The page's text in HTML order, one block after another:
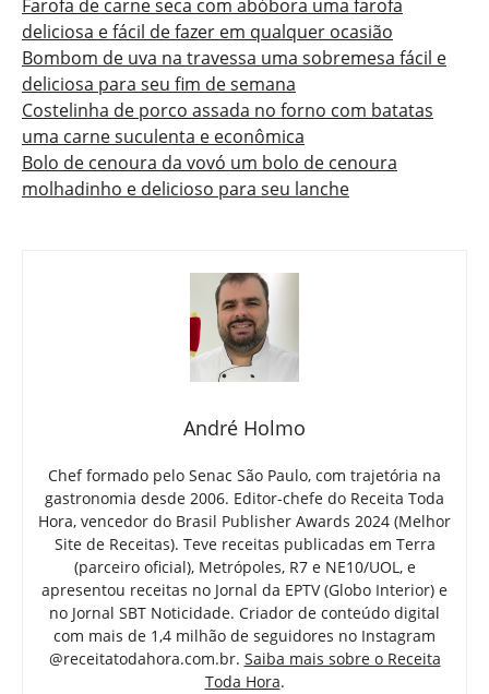
Farofa de carne seca com abóbora uma farofa
deliciosa e fácil de fazer em qualquer ocasião
Bombom de uva na travessa uma sobremesa fácil e
deliciosa para seu fim de semana
Costelinha de porco assada no forno com batatas
uma carne suculenta e econômica
Bolo de cenoura da vovó um bolo de cenoura
molhadinho e delicioso para seu lanche
André Holmo
Chef formado pelo Senac São Paulo, com trajetória na
gastronomia desde 2006. Editor-chefe do Receita Toda
Hora, vencedor do Brasil Publisher Awards 2024 (Melhor
Site de Receitas). Teve receitas publicadas em Terra
(parceiro oficial), Metrópoles, R7 e NE10/UOL, e
apresentou receitas no Jornal da EPTV (Globo Interior) e
no Jornal SBT Noticidade. Criador de conteúdo digital
com mais de 1,4 milhão de seguidores no Instagram
@receitatodahora.com.br. Saiba mais sobre o Receita
Toda Hora.